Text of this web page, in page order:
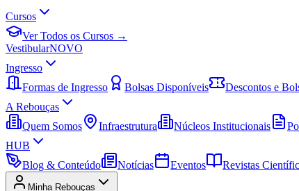
Cursos
Ver Todos os Cursos →
VestibularNOVO
Ingresso
Formas de Ingresso
Bolsas Disponíveis Descontos e
A Rebouças
Quem Somos
Infraestrutura Núcleos Institucionais
HUB
Blog & Conteúdo
Notícias Eventos Revistas
Minha Rebouças